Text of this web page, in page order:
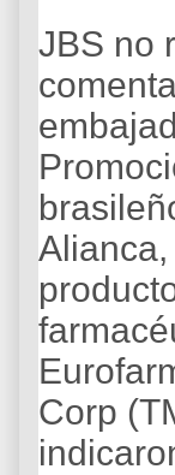
JBS no
Corp